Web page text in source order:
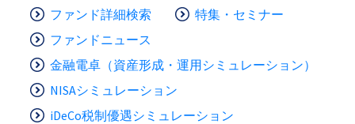
ファンド詳細検索
特集・セミナー
ファンドニュース
金融電卓（資産形成・運用シミュレーション）
NISAシミュレーション
iDeCo税制優遇シミュレーション